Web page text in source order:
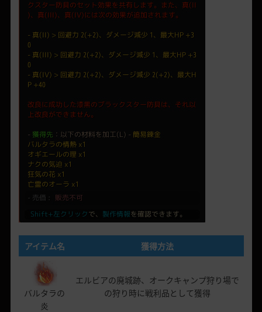
アイテム名 獲得方法
バルタラの
炎
エルビアの廃城跡、オークキャンプ狩り場で
の狩り時に戦利品として獲得